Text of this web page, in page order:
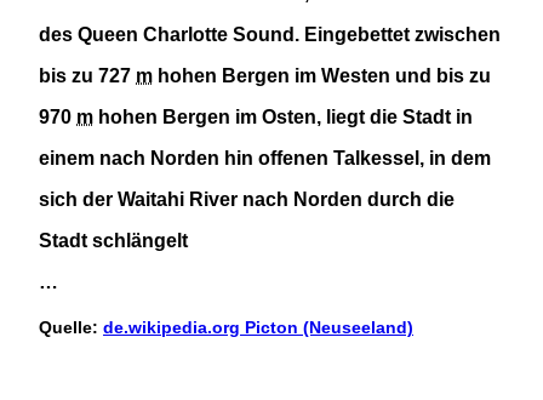
des Queen Charlotte Sound. Eingebettet zwischen
bis zu 727 m hohen Bergen im Westen und bis zu
970 m hohen Bergen im Osten, liegt die Stadt in
einem nach Norden hin offenen Talkessel, in dem
sich der Waitahi River nach Norden durch die
Stadt schlängelt
…
Quelle: de.wikipedia.org Picton (Neuseeland)